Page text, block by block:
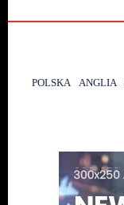
POLSKA ANGLIA